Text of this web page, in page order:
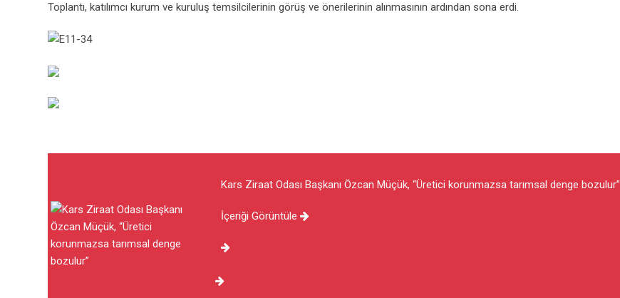
Toplantı, katılımcı kurum ve kuruluş temsilcilerinin görüş ve önerilerinin alınmasının ardından sona erdi.
Kars Ziraat Odası Başkanı Özcan Müçük, “Üretici korunmazsa tarımsal denge bozulur”
İçeriği Görüntüle